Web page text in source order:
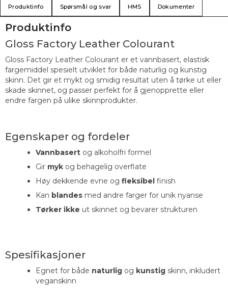
Produktinfo Spørsmål og svar HMS Dokumenter
Produktinfo
Gloss Factory Leather Colourant
Gloss Factory Leather Colourant er et vannbasert, elastisk
fargemiddel spesielt utviklet for både naturlig og kunstig
skinn. Det gir et mykt og smidig resultat uten å tørke ut eller
skade skinnet, og passer perfekt for å gjenopprette eller
endre fargen på ulike skinnprodukter.
Egenskaper og fordeler
Vannbasert og alkoholfri formel
Gir myk og behagelig overflate
Høy dekkende evne og fleksibel finish
Kan blandes med andre farger for unik nyanse
Tørker ikke ut skinnet og bevarer strukturen
Spesifikasjoner
Egnet for både naturlig og kunstig skinn, inkludert
veganskinn